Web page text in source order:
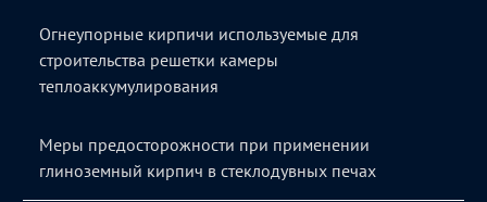
Огнеупорные кирпичи используемые для
строительства решетки камеры
теплоаккумулирования
Меры предосторожности при применении
глиноземный кирпич в стеклодувных печах